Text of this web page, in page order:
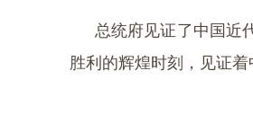
总统府见证了中国近
胜利的辉煌时刻，见证着